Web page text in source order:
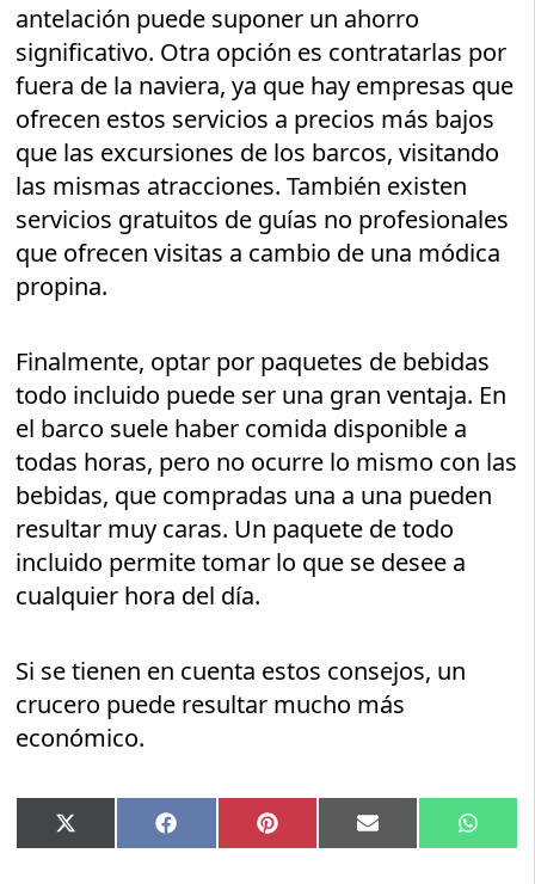
antelación puede suponer un ahorro
significativo. Otra opción es contratarlas por
fuera de la naviera, ya que hay empresas que
ofrecen estos servicios a precios más bajos
que las excursiones de los barcos, visitando
las mismas atracciones. También existen
servicios gratuitos de guías no profesionales
que ofrecen visitas a cambio de una módica
propina.
Finalmente, optar por paquetes de bebidas
todo incluido puede ser una gran ventaja. En
el barco suele haber comida disponible a
todas horas, pero no ocurre lo mismo con las
bebidas, que compradas una a una pueden
resultar muy caras. Un paquete de todo
incluido permite tomar lo que se desee a
cualquier hora del día.
Si se tienen en cuenta estos consejos, un
crucero puede resultar mucho más
económico.
Compartir
en
X
(Twitter)
Compartir
en
Facebook Compartir
en
Pinterest Compartir
en
Email
en